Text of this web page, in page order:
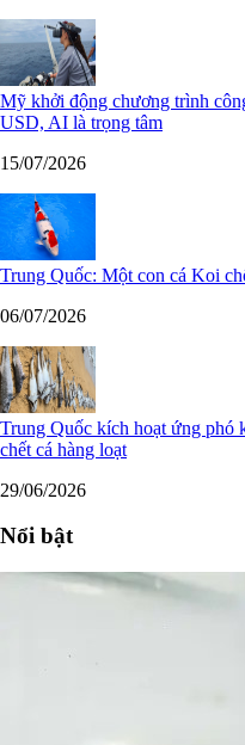
Mỹ khởi động chương trình
USD, AI là trọng tâm
15/07/2026
Trung Quốc: Một con cá Koi
06/07/2026
Trung Quốc kích hoạt ứng phó
chết cá hàng loạt
29/06/2026
Nổi bật